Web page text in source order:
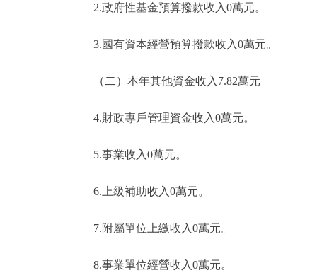
2.政府性基金預算撥款收入0萬元。
3.國有資本經營預算撥款收入0萬元。
（二）本年其他資金收入7.82萬元
4.財政專戶管理資金收入0萬元。
5.事業收入0萬元。
6.上級補助收入0萬元。
7.附屬單位上繳收入0萬元。
8.事業單位經營收入0萬元。